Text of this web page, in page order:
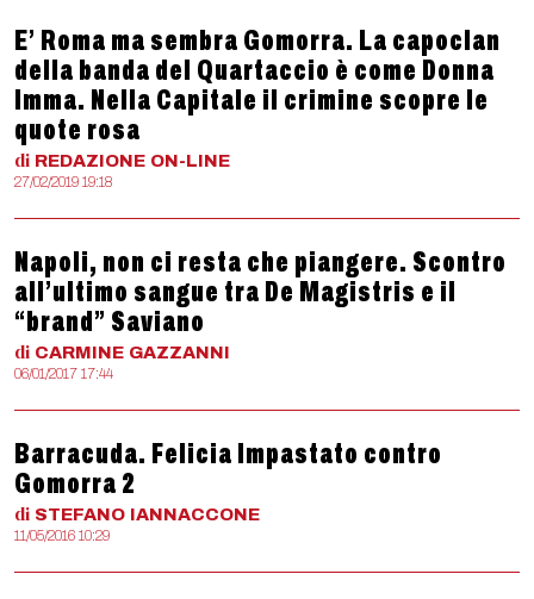
E’ Roma ma sembra Gomorra. La capoclan
della banda del Quartaccio è come Donna
Imma. Nella Capitale il crimine scopre le
quote rosa
di REDAZIONE ON-LINE
27/02/2019 19:18
Napoli, non ci resta che piangere. Scontro
all’ultimo sangue tra De Magistris e il
“brand” Saviano
di CARMINE GAZZANNI
06/01/2017 17:44
Barracuda. Felicia Impastato contro
Gomorra 2
di STEFANO IANNACCONE
11/05/2016 10:29